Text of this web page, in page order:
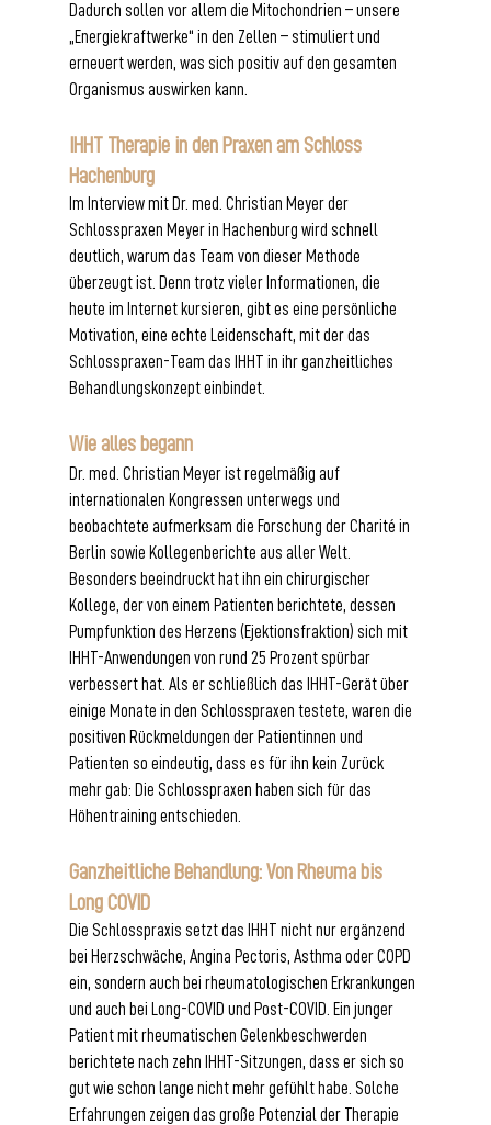
Dadurch sollen vor allem die Mitochondrien – unsere
„Energiekraftwerke“ in den Zellen – stimuliert und
erneuert werden, was sich positiv auf den gesamten
Organismus auswirken kann.
IHHT Therapie in den Praxen am Schloss
Hachenburg
Im Interview mit Dr. med. Christian Meyer der
Schlosspraxen Meyer in Hachenburg wird schnell
deutlich, warum das Team von dieser Methode
überzeugt ist. Denn trotz vieler Informationen, die
heute im Internet kursieren, gibt es eine persönliche
Motivation, eine echte Leidenschaft, mit der das
Schlosspraxen-Team das IHHT in ihr ganzheitliches
Behandlungskonzept einbindet.
Wie alles begann
Dr. med. Christian Meyer ist regelmäßig auf
internationalen Kongressen unterwegs und
beobachtete aufmerksam die Forschung der Charité in
Berlin sowie Kollegenberichte aus aller Welt.
Besonders beeindruckt hat ihn ein chirurgischer
Kollege, der von einem Patienten berichtete, dessen
Pumpfunktion des Herzens (Ejektionsfraktion) sich mit
IHHT-Anwendungen von rund 25 Prozent spürbar
verbessert hat. Als er schließlich das IHHT-Gerät über
einige Monate in den Schlosspraxen testete, waren die
positiven Rückmeldungen der Patientinnen und
Patienten so eindeutig, dass es für ihn kein Zurück
mehr gab: Die Schlosspraxen haben sich für das
Höhentraining entschieden.
Ganzheitliche Behandlung: Von Rheuma bis
Long COVID
Die Schlosspraxis setzt das IHHT nicht nur ergänzend
bei Herzschwäche, Angina Pectoris, Asthma oder COPD
ein, sondern auch bei rheumatologischen Erkrankungen
und auch bei Long-COVID und Post-COVID. Ein junger
Patient mit rheumatischen Gelenkbeschwerden
berichtete nach zehn IHHT-Sitzungen, dass er sich so
gut wie schon lange nicht mehr gefühlt habe. Solche
Erfahrungen zeigen das große Potenzial der Therapie